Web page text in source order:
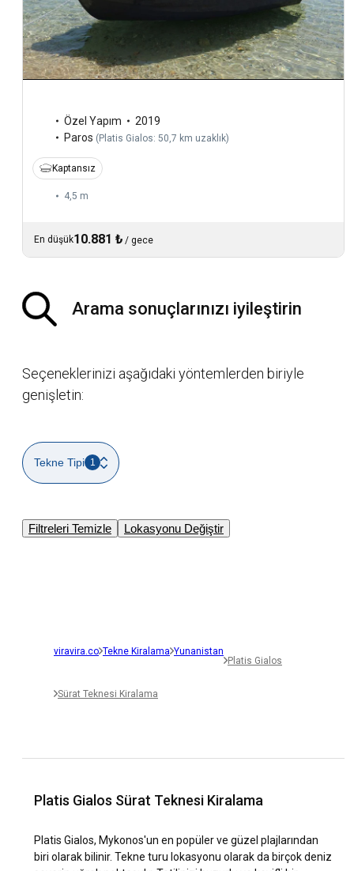
Özel Yapım
2019
Paros (Platis Gialos: 50,7 km uzaklık)
Kaptansız
4,5 m
En düşük10.881 ₺ / gece
Arama sonuçlarınızı iyileştirin
Seçeneklerinizi aşağıdaki yöntemlerden biriyle
genişletin:
Tekne Tipi 1
Filtreleri Temizle Lokasyonu Değiştir
viravira.co Tekne Kiralama Yunanistan
Platis Gialos
Sürat Teknesi Kiralama
Platis Gialos Sürat Teknesi Kiralama
Platis Gialos, Mykonos'un en popüler ve güzel plajlarından
biri olarak bilinir. Tekne turu lokasyonu olarak da birçok deniz